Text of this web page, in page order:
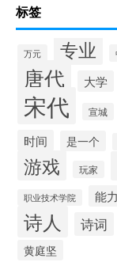
标签
万元 专业
唐代 大学
宋代 宣城
时间 是一个
游戏 玩家
职业技术学院 能力
诗人 诗词
黄庭坚